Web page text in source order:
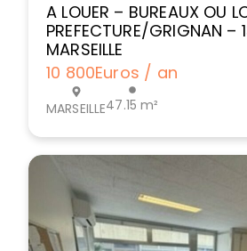
A LOUER – BUREAUX OU
PREFECTURE/GRIGNAN –
MARSEILLE
10 800Euros / an
MARSEILLE47.15 m²